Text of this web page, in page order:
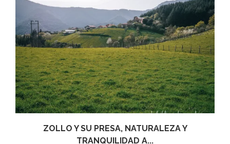
ZOLLO Y SU PRESA, NATURALEZA Y
TRANQUILIDAD A...
28/02/2022